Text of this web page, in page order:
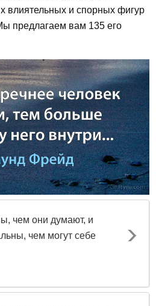
влиятельных и спорных фигур
предлагаем вам 135 его
чем они думают, и
чем могут себе